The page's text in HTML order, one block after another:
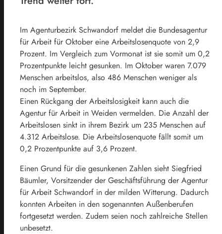
Im Agenturbezirk Schwandorf meldet die Bundesagentur
für Arbeit für Oktober eine Arbeitslosenquote von 2,9
Prozent. Im Vergleich zum Vormonat ist sie somit um 0,2
Prozentpunkte leicht gesunken. Im Oktober waren 7.079
Menschen arbeitslos, also 486 Menschen weniger als
noch im September.
Einen Rückgang der Arbeitslosigkeit kann auch die
Agentur für Arbeit in Weiden vermelden. Die Anzahl der
Arbeitslosen sinkt in ihrem Bezirk um 235 Menschen auf
4.312 Arbeitslose. Die Arbeitslosenquote fällt somit um
0,2 Prozentpunkte auf 3,6 Prozent.
Einen Grund für die gesunkenen Zahlen sieht Siegfried
Bäumler, Vorsitzender der Geschäftsführung der Agentur
für Arbeit Schwandorf in der milden Witterung. Dadurch
konnten Arbeiten in den sogenannten Außenberufen
fortgesetzt werden. Zudem seien noch zahlreiche Stellen
unbesetzt.